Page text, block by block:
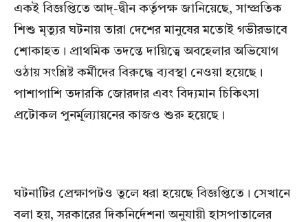
একই বিজ্ঞপ্তিতে আদ্-দ্বীন কর্তৃপক্ষ জানিয়েছে, সাম্প্রতিক
শিশু মৃত্যুর ঘটনায় তারা দেশের মানুষের মতোই গভীরভাবে
শোকাহত। প্রাথমিক তদন্তে দায়িত্বে অবহেলার অভিযোগ
ওঠায় সংশ্লিষ্ট কর্মীদের বিরুদ্ধে ব্যবস্থা নেওয়া হয়েছে।
পাশাপাশি তদারকি জোরদার এবং বিদ্যমান চিকিৎসা
প্রটোকল পুনর্মূল্যায়নের কাজও শুরু হয়েছে।
ঘটনাটির প্রেক্ষাপটও তুলে ধরা হয়েছে বিজ্ঞপ্তিতে। সেখানে
বলা হয়, সরকারের দিকনির্দেশনা অনুযায়ী হাসপাতালের